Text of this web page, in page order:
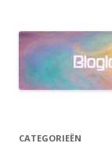
CATEGORIEËN